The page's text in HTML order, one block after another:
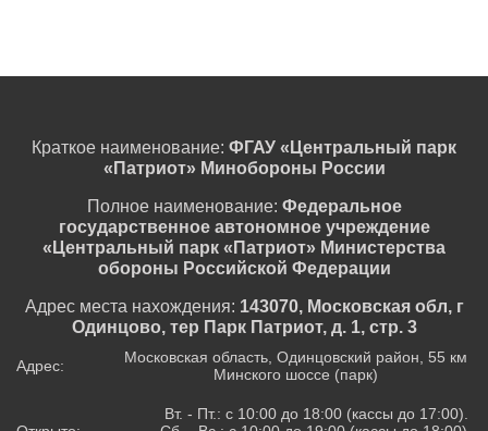
Краткое наименование: ФГАУ «Центральный парк
«Патриот» Минобороны России
Полное наименование: Федеральное
государственное автономное учреждение
«Центральный парк «Патриот» Министерства
обороны Российской Федерации
Адрес места нахождения: 143070, Московская обл, г
Одинцово, тер Парк Патриот, д. 1, стр. 3
Адрес:
Московская область, Одинцовский район, 55 км
Минского шоссе (парк)
Вт. - Пт.: с 10:00 до 18:00 (кассы до 17:00).